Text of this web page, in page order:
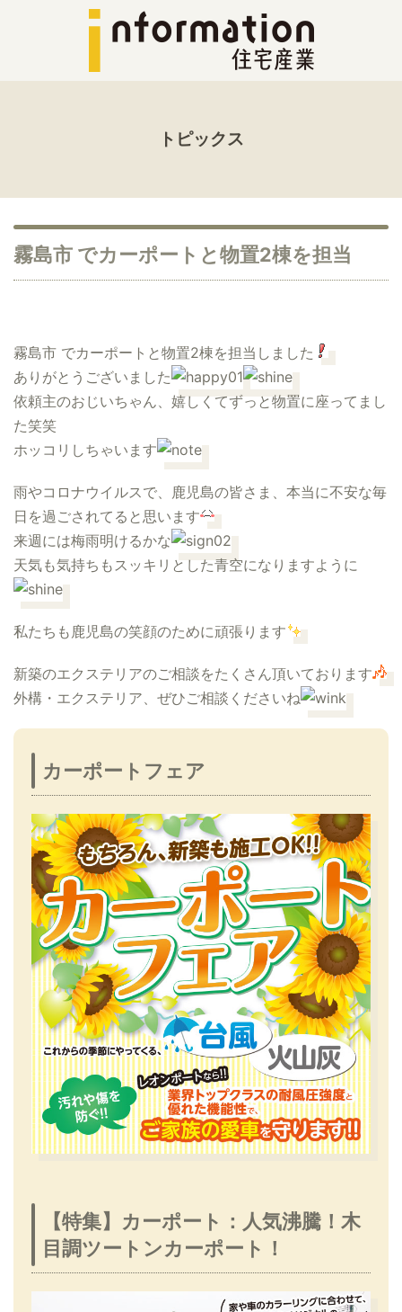
トピックス
霧島市 でカーポートと物置2棟を担当
霧島市 でカーポートと物置2棟を担当しました
ありがとうございました
依頼主のおじいちゃん、嬉しくてずっと物置に座ってまし
た笑笑
ホッコリしちゃいます
雨やコロナウイルスで、鹿児島の皆さま、本当に不安な毎
日を過ごされてると思います
来週には梅雨明けるかな
天気も気持ちもスッキリとした青空になりますように
私たちも鹿児島の笑顔のために頑張ります
新築のエクステリアのご相談をたくさん頂いております
外構・エクステリア、ぜひご相談くださいね
カーポートフェア
【特集】カーポート：人気沸騰！木
目調ツートンカーポート！